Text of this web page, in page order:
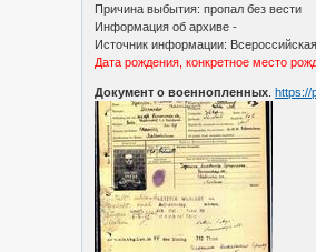
Причина выбытия: пропал без вести
Информация об архиве -
Источник информации:
Дата рождения, конкретное место
Документ о военнопленных .https://